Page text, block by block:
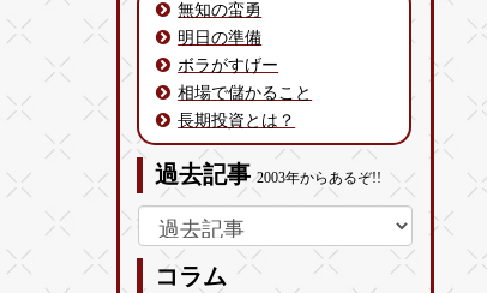
無知の蛮勇
明日の準備
ボラがすげー
相場で儲かること
長期投資とは？
過去記事2003年からあるぞ!!
コラム